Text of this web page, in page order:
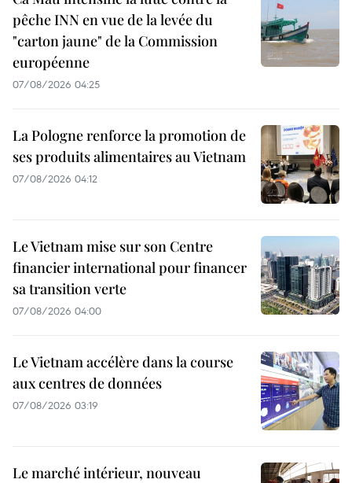
pêche INN en vue de la levée du
"carton jaune" de la Commission
européenne
07/08/2026 04:25
La Pologne renforce la promotion de
ses produits alimentaires au Vietnam
07/08/2026 04:12
Le Vietnam mise sur son Centre
financier international pour financer
sa transition verte
07/08/2026 04:00
Le Vietnam accélère dans la course
aux centres de données
07/08/2026 03:19
Le marché intérieur, nouveau